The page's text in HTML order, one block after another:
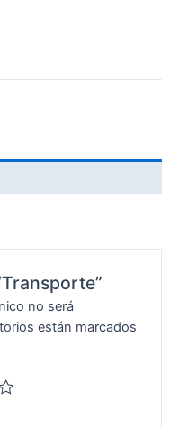
no será
están marcados